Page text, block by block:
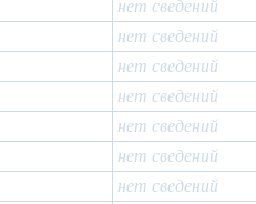
нет сведений
нет сведений
нет сведений
нет сведений
нет сведений
нет сведений
нет сведений